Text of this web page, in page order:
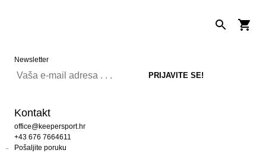
Newsletter
Kontakt
office@keepersport.hr
+43 676 7664611
Pošaljite poruku